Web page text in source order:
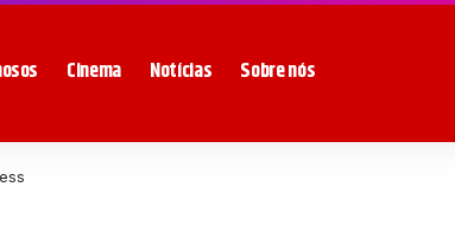
Cinema Notícias Sobre nós